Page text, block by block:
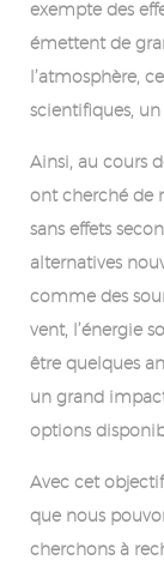
exempte des
émettent de
l’atmosphère,
scientifiques,
Ainsi, au cours
ont cherché de
sans effets
alternatives
comme des
vent, l’énergie
être quelques
un grand
options
Avec cet
que nous
cherchons à